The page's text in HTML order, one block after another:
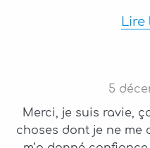
Lire
5
Merci, je suis ravie,
choses dont je ne me